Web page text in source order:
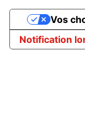
Notification
Vos